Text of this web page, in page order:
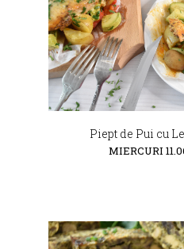
Piept de Pui cu
MIERCURI